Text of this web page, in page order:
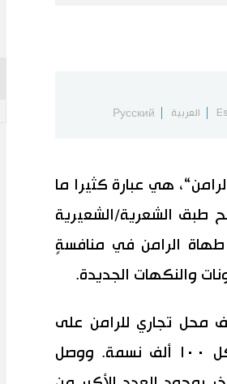
العربية Русский
هي عبارة كثيرا ما
طبق الشعرية/الشعيرية
طهاة الرامن في منافسةٍ
والنكهات الجديدة.
لموقع إحصائيات اليابان، كان هناك أكثر من ٣٥ ألف محل تجاري للرامن على
الصعيد الوطني عام ٢٠١٣، أي بمعدل حوالي ٢٨محل لكل ١٠٠ ألف نسمة. ووصل